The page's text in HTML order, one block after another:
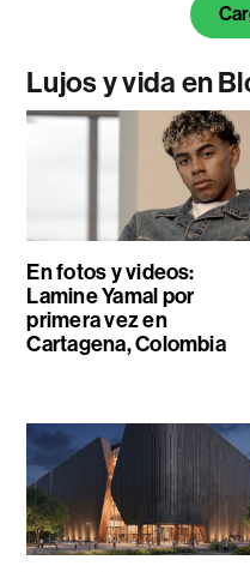
Lujos y vida en
En fotos y videos:
Lamine Yamal por
primera vez en
Cartagena, Colombia